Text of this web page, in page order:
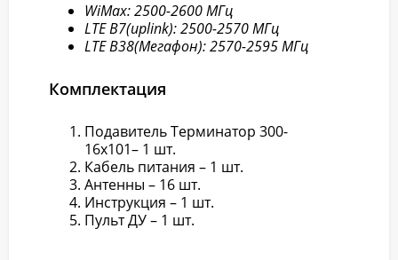
WiMax: 2500-2600 МГц
LTE B7(uplink): 2500-2570 МГц
LTE B38(Мегафон): 2570-2595 МГц
Комплектация
Подавитель Терминатор 300-
16х101– 1 шт.
Кабель питания – 1 шт.
Антенны – 16 шт.
Инструкция – 1 шт.
Пульт ДУ – 1 шт.